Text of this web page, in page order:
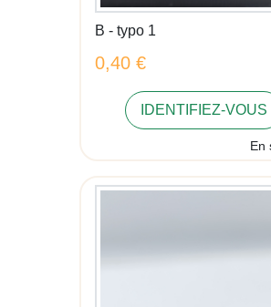
B - typo 1
0,40 €
IDENTIFIEZ-VOUS
En